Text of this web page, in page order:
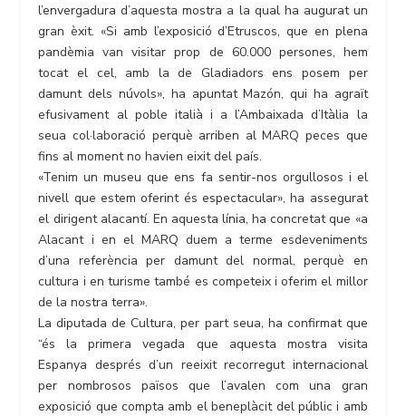
l’envergadura d’aquesta mostra a la qual ha augurat un
gran èxit. «Si amb l’exposició d’Etruscos, que en plena
pandèmia van visitar prop de 60.000 persones, hem
tocat el cel, amb la de Gladiadors ens posem per
damunt dels núvols», ha apuntat Mazón, qui ha agraït
efusivament al poble italià i a l’Ambaixada d’Itàlia la
seua col·laboració perquè arriben al MARQ peces que
fins al moment no havien eixit del país.
«Tenim un museu que ens fa sentir-nos orgullosos i el
nivell que estem oferint és espectacular», ha assegurat
el dirigent alacantí. En aquesta línia, ha concretat que «a
Alacant i en el MARQ duem a terme esdeveniments
d’una referència per damunt del normal, perquè en
cultura i en turisme també es competeix i oferim el millor
de la nostra terra».
La diputada de Cultura, per part seua, ha confirmat que
“és la primera vegada que aquesta mostra visita
Espanya després d’un reeixit recorregut internacional
per nombrosos països que l’avalen com una gran
exposició que compta amb el beneplàcit del públic i amb